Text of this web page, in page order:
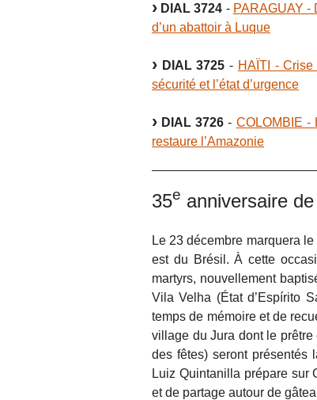
DIAL 3724 - PARAGUAY -
d’un abattoir à Luque
DIAL 3725 - HAÏTI -
sécurité et l’état d’urgence
DIAL 3726 - COLOMBIE -
restaure l’Amazonie
35e anniversaire
Le 23 décembre marquera le
est du Brésil. À cette
martyrs, nouvellement
Vila Velha (État d’Espírito
temps de mémoire et de
village du Jura dont le
des fêtes) seront présentés
Luiz Quintanilla prépare sur
et de partage autour de